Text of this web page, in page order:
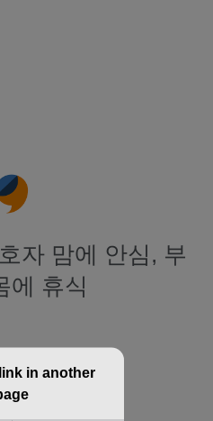
자 맘에 안심, 부
에 휴식